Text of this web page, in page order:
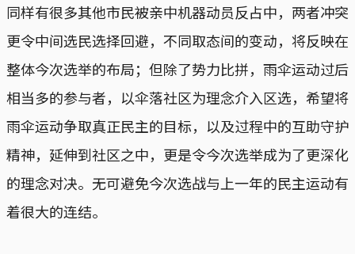
同样有很多其他市民被亲中机器动员反占中，两者冲突
更令中间选民选择回避，不同取态间的变动，将反映在
整体今次选举的布局；但除了势力比拼，雨伞运动过后
相当多的参与者，以伞落社区为理念介入区选，希望将
雨伞运动争取真正民主的目标，以及过程中的互助守护
精神，延伸到社区之中，更是令今次选举成为了更深化
的理念对决。无可避免今次选战与上一年的民主运动有
着很大的连结。